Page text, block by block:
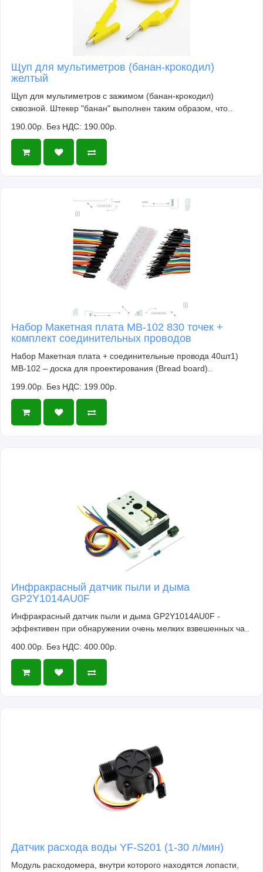
Щуп для мультиметров (банан-крокодил)
желтый
Щуп для мультиметров с зажимом (банан-крокодил)
сквозной. Штекер "банан" выполнен таким образом, что..
190.00р. Без НДС: 190.00р.
Набор Макетная плата MB-102 830 точек +
комплект соединительных проводов
Набор Макетная плата + соединительные провода 40шт1)
MB-102 – доска для проектирования (Bread board)..
199.00р. Без НДС: 199.00р.
Инфракрасный датчик пыли и дыма
GP2Y1014AU0F
Инфракрасный датчик пыли и дыма GP2Y1014AU0F -
эффективен при обнаружении очень мелких взвешенных ча..
400.00р. Без НДС: 400.00р.
Датчик расхода воды YF-S201 (1-30 л/мин)
Модуль расходомера, внутри которого находятся лопасти,